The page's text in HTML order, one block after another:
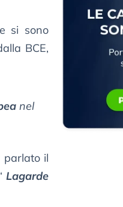
si sono
BCE,
nel
parlato il
Lagarde